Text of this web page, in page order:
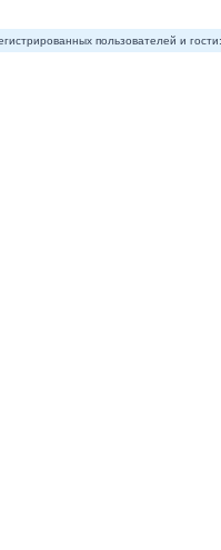
пользователей и